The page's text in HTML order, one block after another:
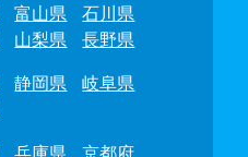
富山県
石川県
山梨県
長野県
静岡県
岐阜県
兵庫県 京都府